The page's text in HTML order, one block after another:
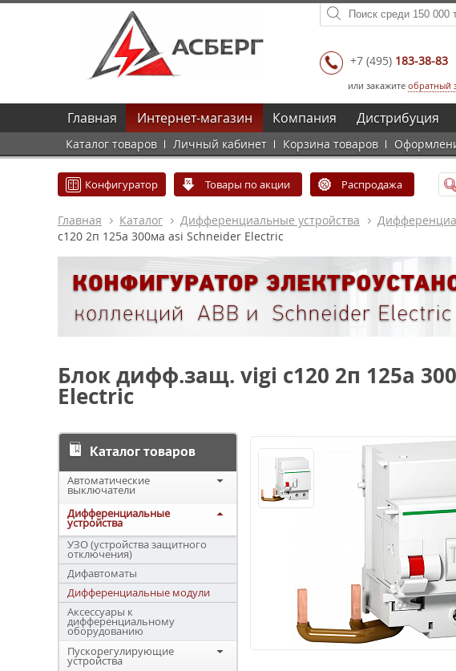
+7 (495) 183-38-83
или закажите обратный
Главная Интернет-магазин
Каталог товаров Личный кабинет Корзина товаров
Компания Дистрибуция
Конфигуратор Товары по акции Распродажа
Главная Каталог Дифференциальные устройства
c120 2п 125a 300ма asi Schneider Electric
Блок дифф.защ. vigi c120 2п 125a
Electric
Каталог товаров
Автоматические
выключатели
Дифференциальные
устройства
УЗО (устройства защитного
отключения)
Дифавтоматы
Дифференциальные модули
Аксессуары к
дифференциальному
оборудованию
Пускорегулирующие
устройства